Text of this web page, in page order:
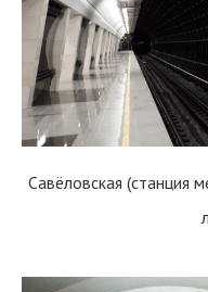
Савёловская (станция